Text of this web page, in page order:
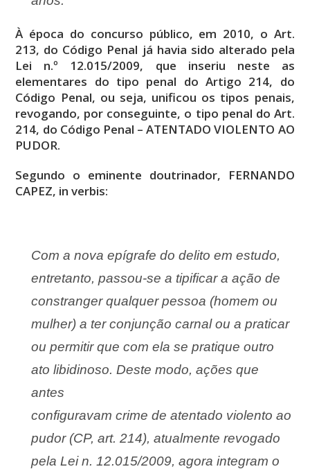
À época do concurso público, em 2010, o Art.
213, do Código Penal já havia sido alterado pela
Lei n.º 12.015/2009, que inseriu neste as
elementares do tipo penal do Artigo 214, do
Código Penal, ou seja, unificou os tipos penais,
revogando, por conseguinte, o tipo penal do Art.
214, do Código Penal – ATENTADO VIOLENTO AO
PUDOR.
Segundo o eminente doutrinador, FERNANDO
CAPEZ, in verbis:
Com a nova epígrafe do delito em estudo,
entretanto, passou-se a tipificar a ação de
constranger qualquer pessoa (homem ou
mulher) a ter conjunção carnal ou a praticar
ou permitir que com ela se pratique outro
ato libidinoso. Deste modo, ações que
antes
configuravam crime de atentado violento ao
pudor (CP, art. 214), atualmente revogado
pela Lei n. 12.015/2009, agora integram o